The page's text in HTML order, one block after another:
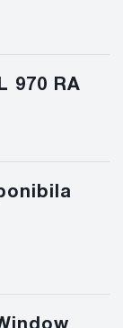
970 RA